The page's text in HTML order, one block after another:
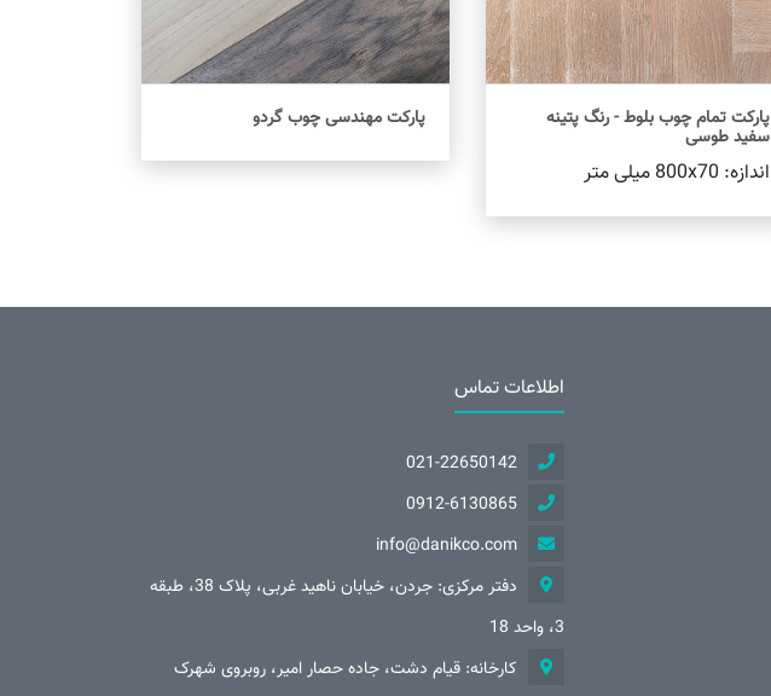
پارکت تمام چوب بلوط - رنگ پتینه
سفید طوسی
اندازه: 800x70 میلی متر
اطلاعات بیشتر
پارکت مهندسی چوب گردو
اطلاعات بیشتر
اطلاعات تماس
دفتر مرکزی: جردن، خیابان ناهید غربی، پلاک 38، طبقه
3، واحد 18
کارخانه: قیام دشت، جاده حصار امیر، روبروی شهرک